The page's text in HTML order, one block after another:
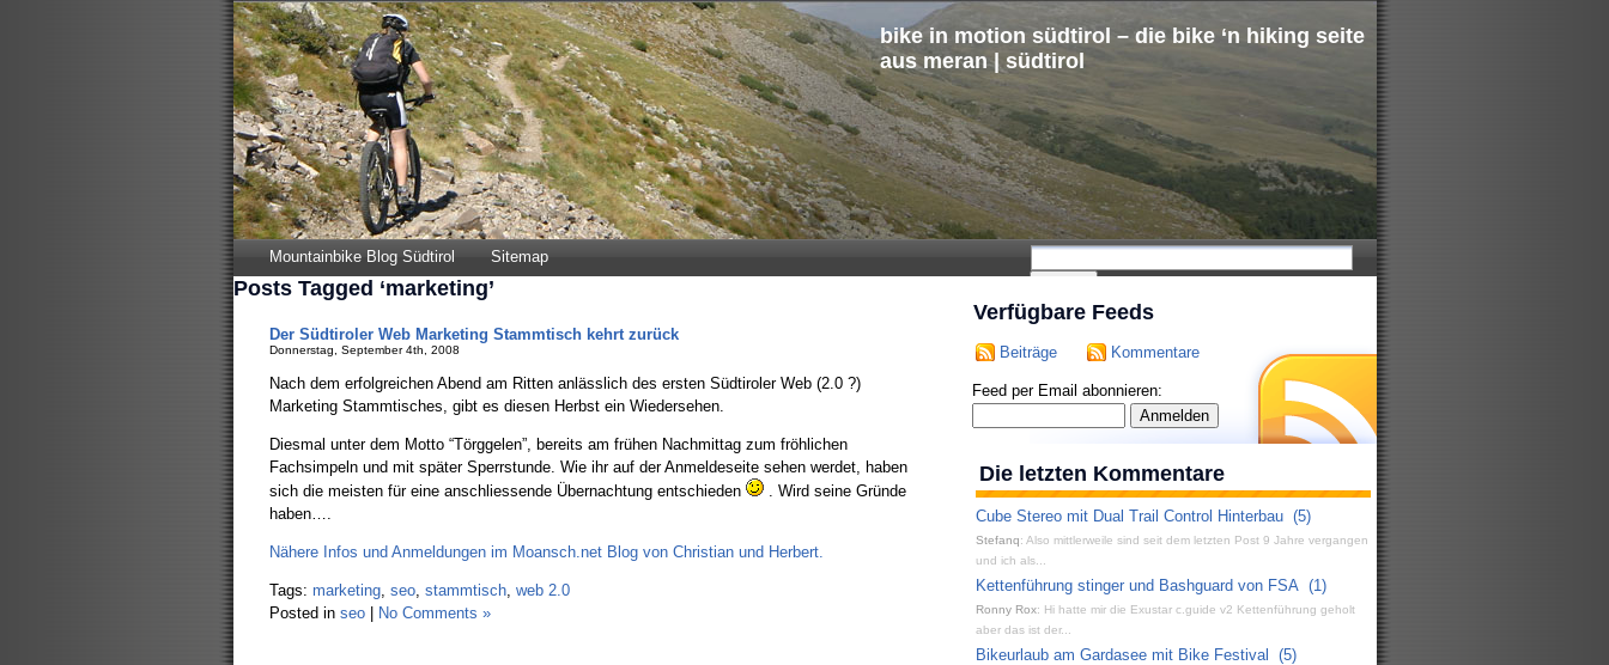
bike in motion südtirol – die bike ‘n hiking seite
aus meran | südtirol
Mountainbike Blog Südtirol Sitemap
Posts Tagged ‘marketing’
Der Südtiroler Web Marketing Stammtisch kehrt zurück
Donnerstag, September 4th, 2008
Nach dem erfolgreichen Abend am Ritten anlässlich des ersten Südtiroler Web (2.0 ?)
Marketing Stammtisches, gibt es diesen Herbst ein Wiedersehen.
Diesmal unter dem Motto “Törggelen”, bereits am frühen Nachmittag zum fröhlichen
Fachsimpeln und mit später Sperrstunde. Wie ihr auf der Anmeldeseite sehen werdet, haben
sich die meisten für eine anschliessende Übernachtung entschieden
. Wird seine Gründe
haben….
Nähere Infos und Anmeldungen im Moansch.net Blog von Christian und Herbert.
Tags: marketing, seo, stammtisch, web 2.0
Posted in seo| No Comments »
Verfügbare Feeds
Beiträge Kommentare
Feed per Email abonnieren:
Die letzten Kommentare
Cube Stereo mit Dual Trail Control Hinterbau (5)
Stefanq: Also mittlerweile sind seit dem letzten Post 9 Jahre vergangen
und ich als...
Kettenführung stinger und Bashguard von FSA (1)
Ronny Rox: Hi hatte mir die Exustar c.guide v2 Kettenführung geholt
aber das ist der...
Bikeurlaub am Gardasee mit Bike Festival
(5)